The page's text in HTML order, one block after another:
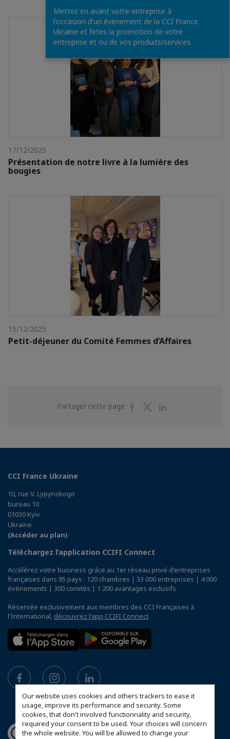
Our website uses cookies and others trackers to ease it
usage, improve its performance and security. Some
cookies, that don't involved functionnality and security,
required your consent to be used. Your choices will concern
the whole website. You will be allowed to change your
17/12/2025
Présentation de notre livre à la lumière des
bougies
15/12/2025
Petit-déjeuner du Comité Femmes d’Affaires
Partager cette page
PartagerPartager
CCI France Ukraine
10, rue V. Lypynskogo
bureau 10
01030 Kyiv
Ukraine
(Accéder au plan)
Téléchargez l’application CCIFI Connect
Accélérez votre business grâce au 1er réseau privé d'entreprises
françaises dans 95 pays : 120 chambres | 33 000 entreprises | 4 000
événements | 300 comités | 1 200 avantages exclusifs
Réservée exclusivement aux membres des CCI Françaises à
l'International, découvrez l'app CCIFI Connect.
Mettez en avant votre entreprise à
l'occasion d'un événement de la CCI France
Ukraine et fetes la promotion de votre
entreprise et ou de vos produits/services.